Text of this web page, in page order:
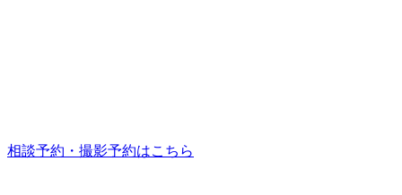
相談予約・撮影予約はこちら